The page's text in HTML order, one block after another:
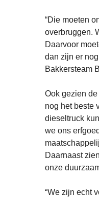
“Die moeten
overbruggen.
Daarvoor
dan zijn er
Bakkersteam
Ook gezien
nog het beste
dieseltruck
we ons
Daarnaast
onze
“We zijn echt